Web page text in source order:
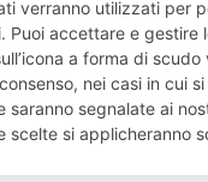
RECENTI: